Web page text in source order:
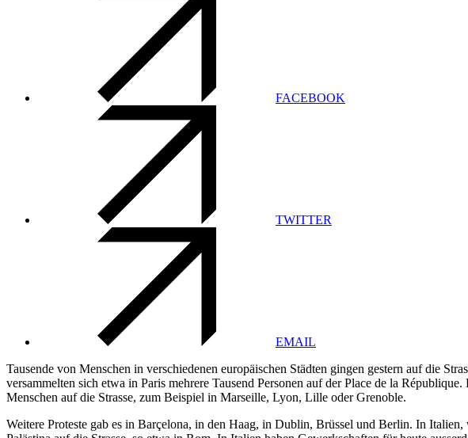
FACEBOOK
TWITTER
EMAIL
Tausende von Menschen in verschiedenen europäischen Städten gingen gestern auf die
versammelten sich etwa in Paris mehrere Tausend Personen auf der Place de la
Menschen auf die Strasse, zum Beispiel in Marseille, Lyon, Lille oder Grenoble.
Weitere Proteste gab es in Barçelona, in den Haag, in Dublin, Brüssel und Berlin. In